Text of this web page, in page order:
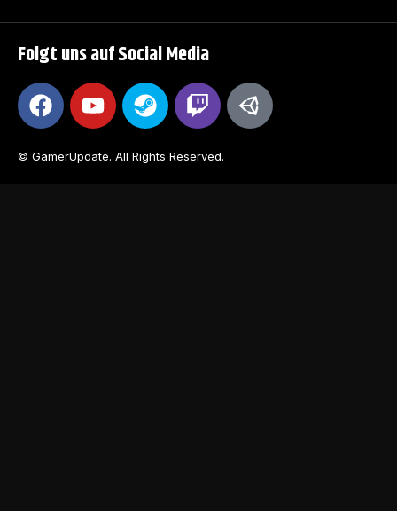
Folgt uns auf Social Media
© GamerUpdate. All Rights Reserved.